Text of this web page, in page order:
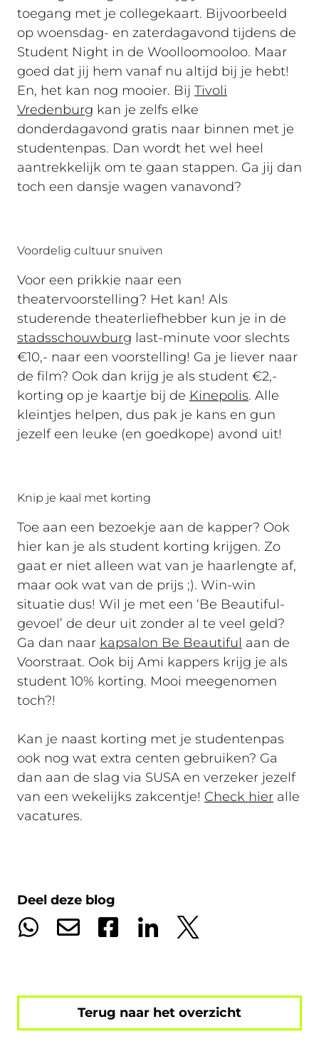
toegang met je collegekaart. Bijvoorbeeld
op woensdag- en zaterdagavond tijdens de
Student Night in de Woolloomooloo. Maar
goed dat jij hem vanaf nu altijd bij je hebt!
En, het kan nog mooier. Bij Tivoli
Vredenburg kan je zelfs elke
donderdagavond gratis naar binnen met je
studentenpas. Dan wordt het wel heel
aantrekkelijk om te gaan stappen. Ga jij dan
toch een dansje wagen vanavond?
Voordelig cultuur snuiven
Voor een prikkie naar een
theatervoorstelling? Het kan! Als
studerende theaterliefhebber kun je in de
stadsschouwburg last-minute voor slechts
€10,- naar een voorstelling! Ga je liever naar
de film? Ook dan krijg je als student €2,-
korting op je kaartje bij de Kinepolis. Alle
kleintjes helpen, dus pak je kans en gun
jezelf een leuke (en goedkope) avond uit!
Knip je kaal met korting
Toe aan een bezoekje aan de kapper? Ook
hier kan je als student korting krijgen. Zo
gaat er niet alleen wat van je haarlengte af,
maar ook wat van de prijs ;). Win-win
situatie dus! Wil je met een ‘Be Beautiful-
gevoel’ de deur uit zonder al te veel geld?
Ga dan naar kapsalon Be Beautiful aan de
Voorstraat. Ook bij Ami kappers krijg je als
student 10% korting. Mooi meegenomen
toch?!
Kan je naast korting met je studentenpas
ook nog wat extra centen gebruiken? Ga
dan aan de slag via SUSA en verzeker jezelf
van een wekelijks zakcentje! Check hier alle
vacatures.
Deel deze blog
Terug naar het overzicht